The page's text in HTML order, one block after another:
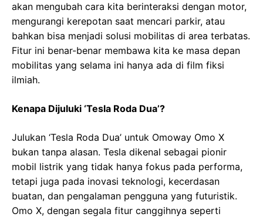
akan mengubah cara kita berinteraksi dengan motor,
mengurangi kerepotan saat mencari parkir, atau
bahkan bisa menjadi solusi mobilitas di area terbatas.
Fitur ini benar-benar membawa kita ke masa depan
mobilitas yang selama ini hanya ada di film fiksi
ilmiah.
Kenapa Dijuluki ‘Tesla Roda Dua’?
Julukan ‘Tesla Roda Dua’ untuk Omoway Omo X
bukan tanpa alasan. Tesla dikenal sebagai pionir
mobil listrik yang tidak hanya fokus pada performa,
tetapi juga pada inovasi teknologi, kecerdasan
buatan, dan pengalaman pengguna yang futuristik.
Omo X, dengan segala fitur canggihnya seperti